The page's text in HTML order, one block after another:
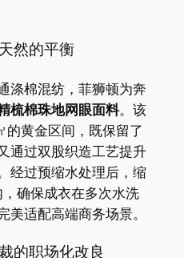
然的平衡
涤棉混纺，菲狮顿为奔
梳棉珠地网眼面料。该
黄金区间，既保留了
通过双股织造工艺提升
经过预缩水处理后，缩
确保成衣在多次水洗
美适配高端商务场景。
的职场化改良